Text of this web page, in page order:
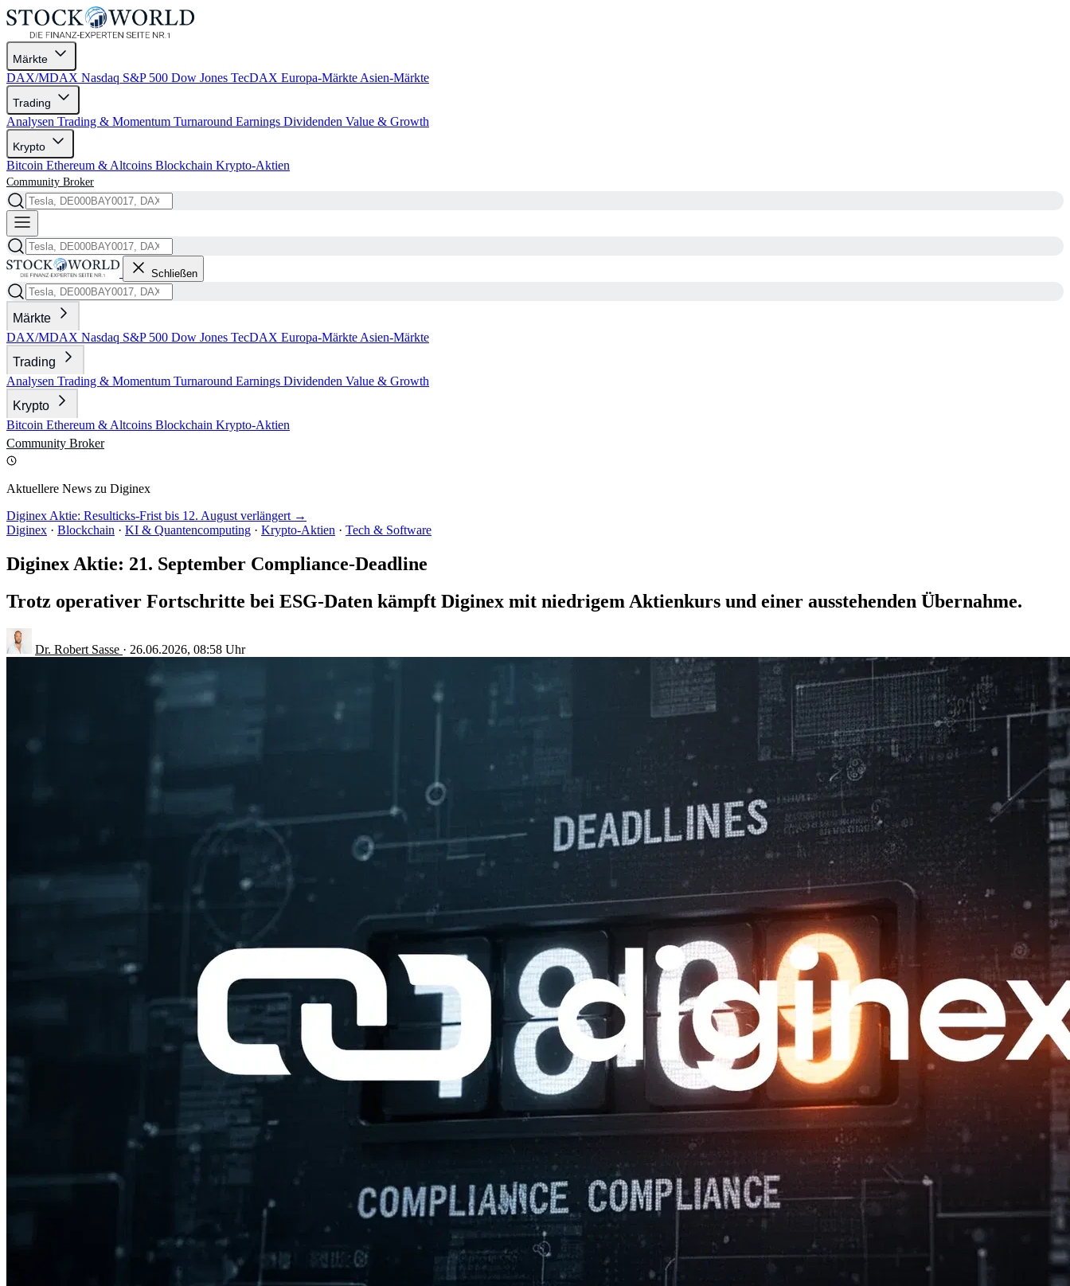
Märkte
DAX/MDAX Nasdaq S&P 500 Dow Jones TecDAX Europa-Märkte Asien-Märkte
Trading
Analysen Trading & Momentum Turnaround Earnings Dividenden Value & Growth
Krypto
Bitcoin Ethereum & Altcoins Blockchain Krypto-Aktien
Community Broker
Schließen
Märkte
DAX/MDAX Nasdaq S&P 500 Dow Jones TecDAX Europa-Märkte Asien-Märkte
Trading
Analysen Trading & Momentum Turnaround Earnings Dividenden Value & Growth
Krypto
Bitcoin Ethereum & Altcoins Blockchain Krypto-Aktien
Community Broker
Aktuellere News zu Diginex
Diginex Aktie: Resulticks-Frist bis 12. August verlängert →
Diginex · Blockchain · KI & Quantencomputing · Krypto-Aktien · Tech & Software
Diginex Aktie: 21. September Compliance-Deadline
Trotz operativer Fortschritte bei ESG-Daten kämpft Diginex mit niedrigem Aktienkurs und einer ausstehenden Übernahme.
Dr. Robert Sasse · 26.06.2026, 08:58 Uhr